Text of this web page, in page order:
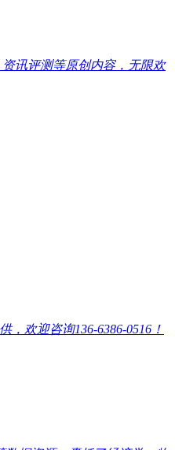
讯评测等原创内容，无限欢
欢迎咨询136-6386-0516！